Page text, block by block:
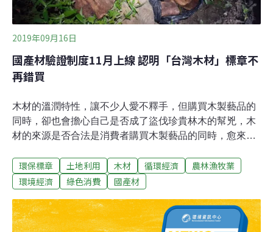
2019年09月16日
國產材驗證制度11月上線 認明「台灣木材」標章不
再錯買
木材的溫潤特性，讓不少人愛不釋手，但購買木製藝品的
同時，卻也會擔心自己是否成了盜伐珍貴林木的幫兇，木
材的來源是否合法是消費者購買木製藝品的同時，愈來愈
度」，11月就會上路，讓愛木者可以買到合法生產的國產
材產品，未來，珍貴原木要出口，也得取得相關驗證標章
code，符合其中一項資格即可取得「台灣木材」標章，消
費者購買時極易分辨。「CAS」是優良林產產品驗證，保
環保標章 土地利用 木材 循環經濟
農林漁牧業
環境經濟
綠色消費 國產材